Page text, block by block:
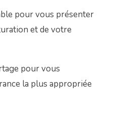
pour vous présenter
et de votre
pour vous
la plus appropriée